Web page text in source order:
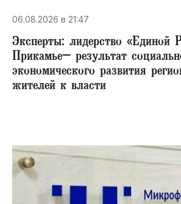
06.08.2026 в 21:47
Эксперты: лидерство «Единой
Прикамье– результат
экономического развития
жителей к власти